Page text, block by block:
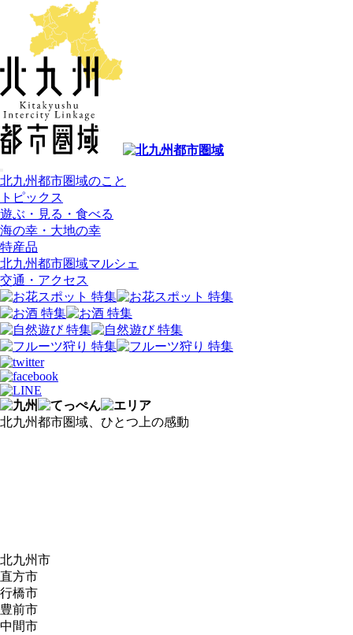
北九州都市圏域のこと
トピックス
遊ぶ・見る・食べる
海の幸・大地の幸
特産品
北九州都市圏域マルシェ
交通・アクセス
北九州都市圏域、ひとつ上の感動
北九州市
直方市
行橋市
豊前市
中間市